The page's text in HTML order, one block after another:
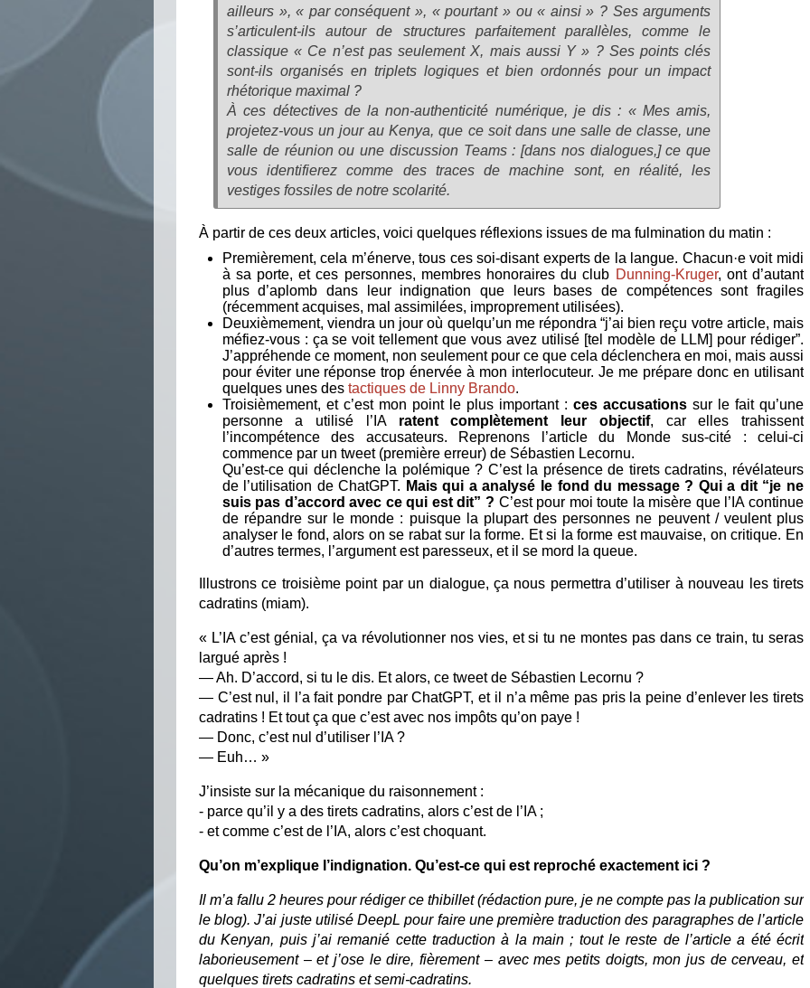
ailleurs », « par conséquent », « pourtant » ou « ainsi » ? Ses arguments
s’articulent-ils autour de structures parfaitement parallèles, comme le
classique « Ce n’est pas seulement X, mais aussi Y » ? Ses points clés
sont-ils organisés en triplets logiques et bien ordonnés pour un impact
rhétorique maximal ?
À ces détectives de la non-authenticité numérique, je dis : « Mes amis,
projetez-vous un jour au Kenya, que ce soit dans une salle de classe, une
salle de réunion ou une discussion Teams : [dans nos dialogues,] ce que
vous identifierez comme des traces de machine sont, en réalité, les
vestiges fossiles de notre scolarité.
À partir de ces deux articles, voici quelques réflexions issues de ma fulmination du matin :
Premièrement, cela m’énerve, tous ces soi-disant experts de la langue. Chacun·e voit midi
à sa porte, et ces personnes, membres honoraires du club Dunning-Kruger, ont d’autant
plus d’aplomb dans leur indignation que leurs bases de compétences sont fragiles
(récemment acquises, mal assimilées, improprement utilisées).
Deuxièmement, viendra un jour où quelqu’un me répondra “j’ai bien reçu votre article, mais
méfiez-vous : ça se voit tellement que vous avez utilisé [tel modèle de LLM] pour rédiger”.
J’appréhende ce moment, non seulement pour ce que cela déclenchera en moi, mais aussi
pour éviter une réponse trop énervée à mon interlocuteur. Je me prépare donc en utilisant
quelques unes des tactiques de Linny Brando.
Troisièmement, et c’est mon point le plus important : ces accusationssur le fait qu’une
personne a utilisé l’IA ratent complètement leur objectif, car elles trahissent
l’incompétence des accusateurs. Reprenons l’article du Monde sus-cité : celui-ci
commence par un tweet (première erreur) de Sébastien Lecornu.
Qu’est-ce qui déclenche la polémique ? C’est la présence de tirets cadratins, révélateurs
de l’utilisation de ChatGPT. Mais qui a analysé le fond du message ? Qui a dit “je ne
suis pas d’accord avec ce qui est dit” ? C’est pour moi toute la misère que l’IA continue
de répandre sur le monde : puisque la plupart des personnes ne peuvent / veulent plus
analyser le fond, alors on se rabat sur la forme. Et si la forme est mauvaise, on critique. En
d’autres termes, l’argument est paresseux, et il se mord la queue.
Illustrons ce troisième point par un dialogue, ça nous permettra d’utiliser à nouveau les tirets
cadratins (miam).
« L’IA c’est génial, ça va révolutionner nos vies, et si tu ne montes pas dans ce train, tu seras
largué après !
— Ah. D’accord, si tu le dis. Et alors, ce tweet de Sébastien Lecornu ?
— C’est nul, il l’a fait pondre par ChatGPT, et il n’a même pas pris la peine d’enlever les tirets
cadratins ! Et tout ça que c’est avec nos impôts qu’on paye !
— Donc, c’est nul d’utiliser l’IA ?
— Euh… »
J’insiste sur la mécanique du raisonnement :
- parce qu’il y a des tirets cadratins, alors c’est de l’IA ;
- et comme c’est de l’IA, alors c’est choquant.
Qu’on m’explique l’indignation. Qu’est-ce qui est reproché exactement ici ?
Il m’a fallu 2 heures pour rédiger ce thibillet (rédaction pure, je ne compte pas la publication sur
le blog). J’ai juste utilisé DeepL pour faire une première traduction des paragraphes de l’article
du Kenyan, puis j’ai remanié cette traduction à la main ; tout le reste de l’article a été écrit
laborieusement – et j’ose le dire, fièrement – avec mes petits doigts, mon jus de cerveau, et
quelques tirets cadratins et semi-cadratins.